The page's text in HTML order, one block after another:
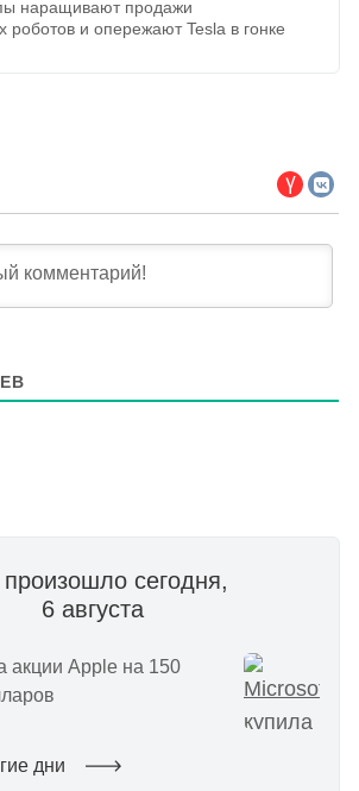
наращивают продажи
роботов и опережают Tesla в гонке
сегодня,
6 августа
акции Apple на 150
дни